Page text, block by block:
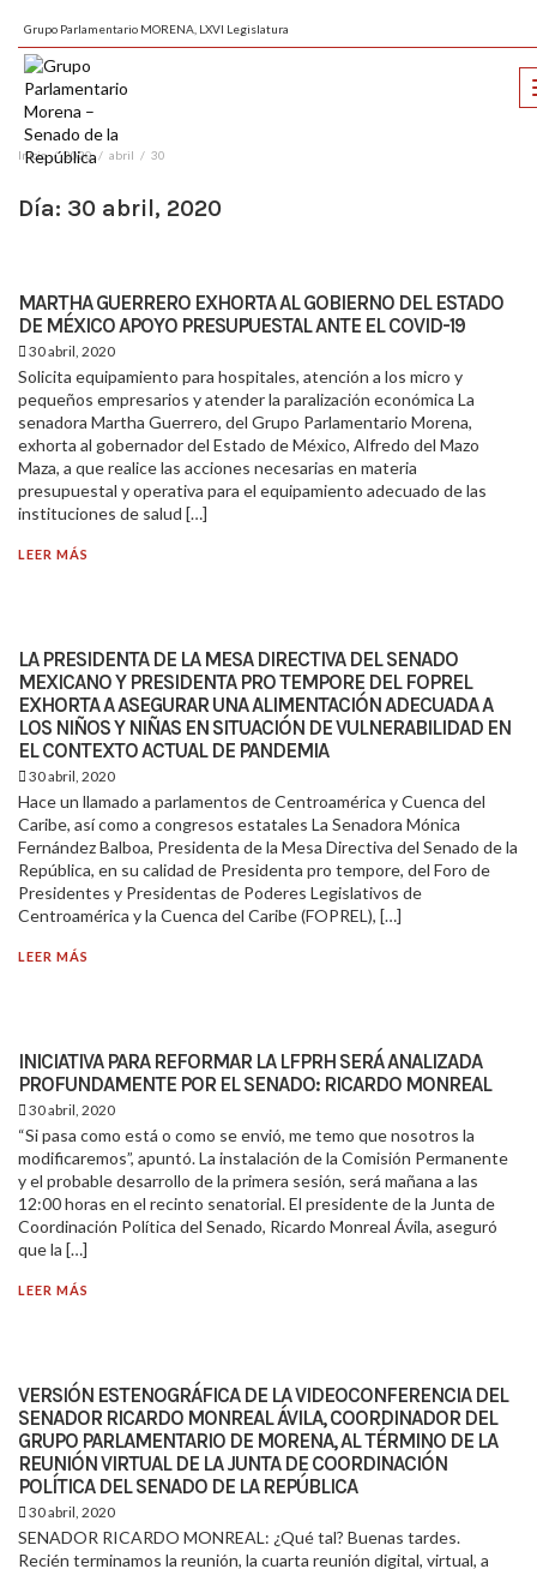
Grupo Parlamentario MORENA, LXVI Legislatura
Inicio 2020 abril 30
Día: 30 abril, 2020
MARTHA GUERRERO EXHORTA AL GOBIERNO DEL ESTADO
DE MÉXICO APOYO PRESUPUESTAL ANTE EL COVID-19
30 abril, 2020
Solicita equipamiento para hospitales, atención a los micro y
pequeños empresarios y atender la paralización económica La
senadora Martha Guerrero, del Grupo Parlamentario Morena,
exhorta al gobernador del Estado de México, Alfredo del Mazo
Maza, a que realice las acciones necesarias en materia
presupuestal y operativa para el equipamiento adecuado de las
instituciones de salud […]
LEER MÁS
LA PRESIDENTA DE LA MESA DIRECTIVA DEL SENADO
MEXICANO Y PRESIDENTA PRO TEMPORE DEL FOPREL
EXHORTA A ASEGURAR UNA ALIMENTACIÓN ADECUADA A
LOS NIÑOS Y NIÑAS EN SITUACIÓN DE VULNERABILIDAD EN
EL CONTEXTO ACTUAL DE PANDEMIA
30 abril, 2020
Hace un llamado a parlamentos de Centroamérica y Cuenca del
Caribe, así como a congresos estatales La Senadora Mónica
Fernández Balboa, Presidenta de la Mesa Directiva del Senado de la
República, en su calidad de Presidenta pro tempore, del Foro de
Presidentes y Presidentas de Poderes Legislativos de
Centroamérica y la Cuenca del Caribe (FOPREL), […]
LEER MÁS
INICIATIVA PARA REFORMAR LA LFPRH SERÁ ANALIZADA
PROFUNDAMENTE POR EL SENADO: RICARDO MONREAL
30 abril, 2020
“Si pasa como está o como se envió, me temo que nosotros la
modificaremos”, apuntó. La instalación de la Comisión Permanente
y el probable desarrollo de la primera sesión, será mañana a las
12:00 horas en el recinto senatorial. El presidente de la Junta de
Coordinación Política del Senado, Ricardo Monreal Ávila, aseguró
que la […]
LEER MÁS
VERSIÓN ESTENOGRÁFICA DE LA VIDEOCONFERENCIA DEL
SENADOR RICARDO MONREAL ÁVILA, COORDINADOR DEL
GRUPO PARLAMENTARIO DE MORENA, AL TÉRMINO DE LA
REUNIÓN VIRTUAL DE LA JUNTA DE COORDINACIÓN
POLÍTICA DEL SENADO DE LA REPÚBLICA
30 abril, 2020
SENADOR RICARDO MONREAL: ¿Qué tal? Buenas tardes.
Recién terminamos la reunión, la cuarta reunión digital, virtual, a